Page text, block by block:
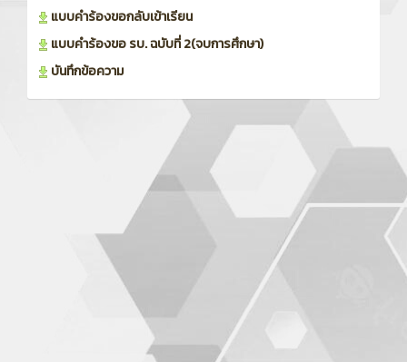
แบบคำร้องขอกลับเข้าเรียน
แบบคำร้องขอ รบ. ฉบับที่ 2(จบการศึกษา)
บันทึกข้อความ